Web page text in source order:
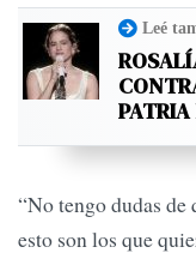
Leé
PATRIA
“No tengo dudas de
esto son los que